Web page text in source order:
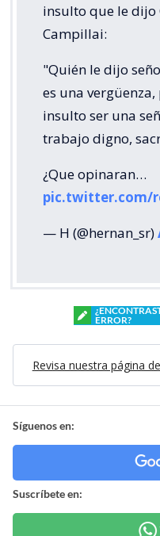
insulto que le dijo
Campillai:
"Quién le dijo
es una
insulto ser una
trabajo digno,
¿Que opinaran…
pic.twitter.com/
— H (@hernan_sr)
ERROR?
Revisa nuestra página
Síguenos en:
Suscríbete en: